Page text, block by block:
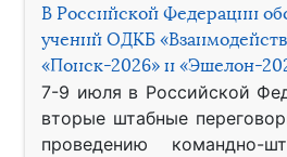
В Российской Федерации
учений ОДКБ
«Поиск-2026» и «Эшелон-
7-9 июля в Российской
вторые штабные
проведению командно-